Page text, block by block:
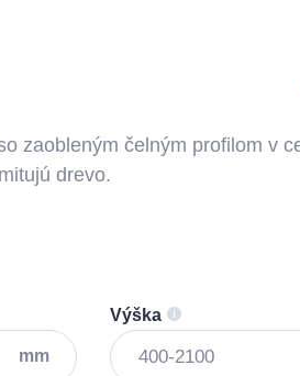
zaobleným čelným profilom v
drevo.
mm
Výška